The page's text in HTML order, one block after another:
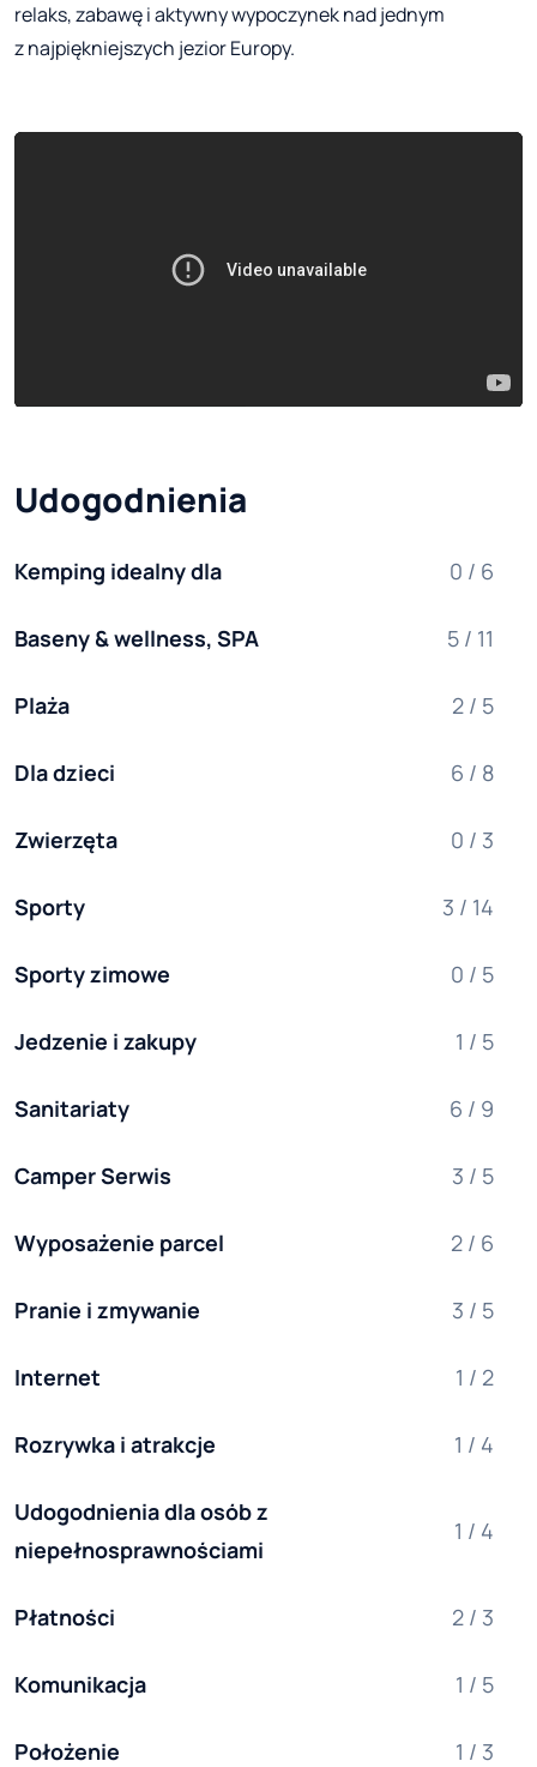
relaks, zabawę i aktywny wypoczynek nad jednym
z najpiękniejszych jezior Europy.
Udogodnienia
Kemping idealny dla 0 / 6
Baseny & wellness, SPA 5 / 11
Plaża 2 / 5
Dla dzieci 6 / 8
Zwierzęta 0 / 3
Sporty 3 / 14
Sporty zimowe 0 / 5
Jedzenie i zakupy 1 / 5
Sanitariaty 6 / 9
Camper Serwis 3 / 5
Wyposażenie parcel 2 / 6
Pranie i zmywanie 3 / 5
Internet 1 / 2
Rozrywka i atrakcje 1 / 4
Udogodnienia dla osób z
niepełnosprawnościami
1 / 4
Płatności 2 / 3
Komunikacja 1 / 5
Położenie 1 / 3